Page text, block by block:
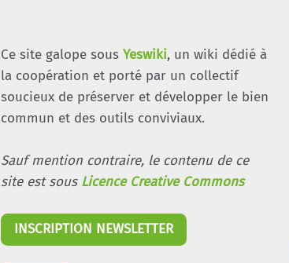
Ce site galope sous Yeswiki, un wiki dédié à
la coopération et porté par un collectif
soucieux de préserver et développer le bien
commun et des outils conviviaux.
Sauf mention contraire, le contenu de ce
site est sous Licence Creative Commons
INSCRIPTION NEWSLETTER